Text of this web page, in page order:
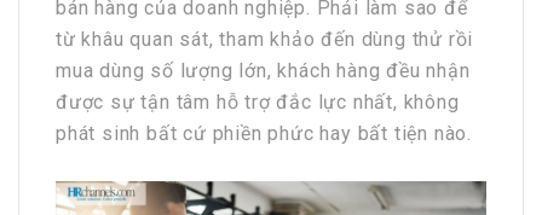
bán hàng của doanh nghiệp. Phải làm sao để
từ khâu quan sát, tham khảo đến dùng thử rồi
mua dùng số lượng lớn, khách hàng đều nhận
được sự tận tâm hỗ trợ đắc lực nhất, không
phát sinh bất cứ phiền phức hay bất tiện nào.